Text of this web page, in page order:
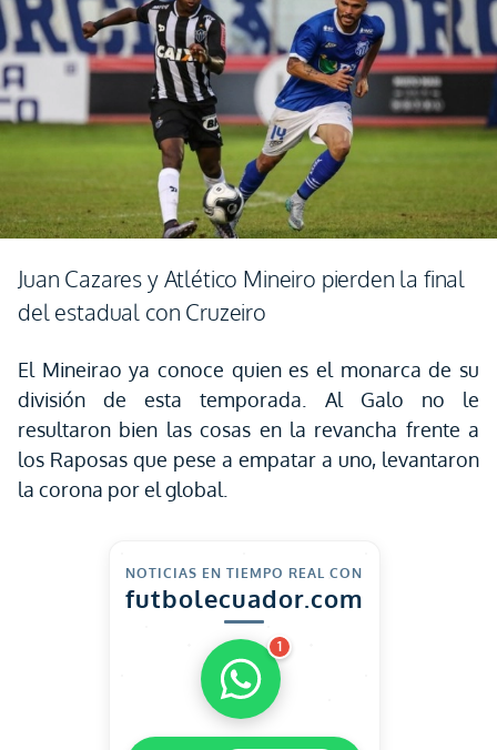
Juan Cazares y Atlético Mineiro pierden la final
del estadual con Cruzeiro
El Mineirao ya conoce quien es el monarca de su
división de esta temporada. Al Galo no le
resultaron bien las cosas en la revancha frente a
los Raposas que pese a empatar a uno, levantaron
la corona por el global.
NOTICIAS EN TIEMPO REAL CON
futbolecuador.com
1